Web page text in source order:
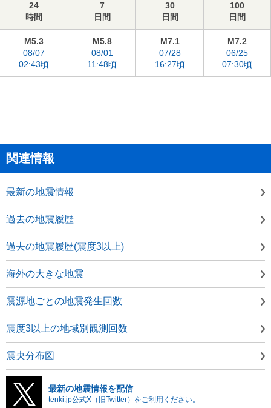
24
時間
7
日間
30
日間
100
日間
M5.3
08/07
02:43頃
M5.8
08/01
11:48頃
M7.1
07/28
16:27頃
M7.2
06/25
07:30頃
関連情報
最新の地震情報
過去の地震履歴
過去の地震履歴(震度3以上)
海外の大きな地震
震源地ごとの地震発生回数
震度3以上の地域別観測回数
震央分布図
最新の地震情報を配信
tenki.jp公式X（旧Twitter）をご利用ください。